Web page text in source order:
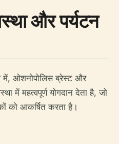
और पर्यटन
में, ओशनोपोलिस ब्रेस्ट और
में महत्वपूर्ण योगदान देता है, जो
को आकर्षित करता है।